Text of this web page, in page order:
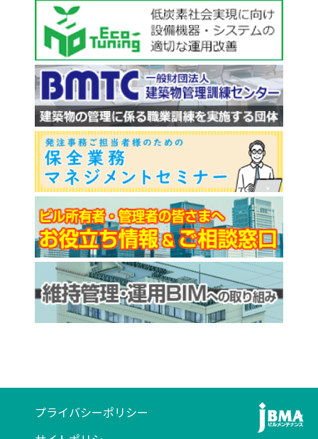
プライバシーポリシー